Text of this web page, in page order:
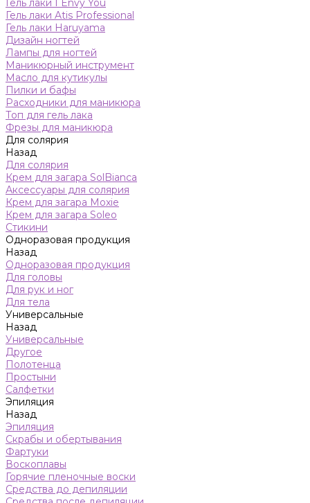
Гель лаки I Envy You
Гель лаки Atis Professional
Гель лаки Haruyama
Дизайн ногтей
Лампы для ногтей
Маникюрный инструмент
Масло для кутикулы
Пилки и бафы
Расходники для маникюра
Топ для гель лака
Фрезы для маникюра
Для солярия
Назад
Для солярия
Крем для загара SolBianca
Аксессуары для солярия
Крем для загара Moxie
Крем для загара Soleo
Стикини
Одноразовая продукция
Назад
Одноразовая продукция
Для головы
Для рук и ног
Для тела
Универсальные
Назад
Универсальные
Другое
Полотенца
Простыни
Салфетки
Эпиляция
Назад
Эпиляция
Скрабы и обертывания
Фартуки
Воскоплавы
Горячие пленочные воски
Средства до депиляции